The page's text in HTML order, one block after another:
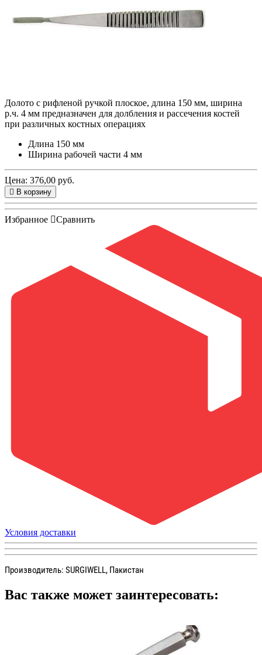
Долото с рифленой ручкой плоское, длина 150 мм, ширина
р.ч. 4 мм предназначен для долбления и рассечения костей
при различных костных операциях
Длина 150 мм
Ширина рабочей части 4 мм
Цена: 376,00 руб.
В корзину
Избранное Сравнить
Условия доставки
Производитель: SURGIWELL, Пакистан
Вас также может заинтересовать: